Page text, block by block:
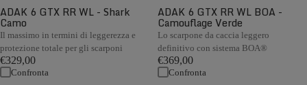
ADAK 6 GTX RR WL - Shark
Camo
Il massimo in termini di leggerezza e
protezione totale per gli scarponi
€329,00
Confronta
ADAK 6 GTX RR WL BOA -
Camouflage Verde
Lo scarpone da caccia leggero
definitivo con sistema BOA®
€369,00
Confronta